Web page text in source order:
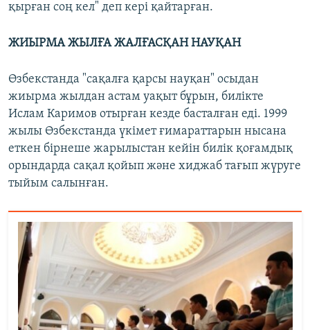
қырған соң кел" деп кері қайтарған.
ЖИЫРМА ЖЫЛҒА ЖАЛҒАСҚАН НАУҚАН
Өзбекстанда "сақалға қарсы науқан" осыдан
жиырма жылдан астам уақыт бұрын, билікте
Ислам Каримов отырған кезде басталған еді. 1999
жылы Өзбекстанда үкімет ғимараттарын нысана
еткен бірнеше жарылыстан кейін билік қоғамдық
орындарда сақал қойып және хиджаб тағып жүруге
тыйым салынған.